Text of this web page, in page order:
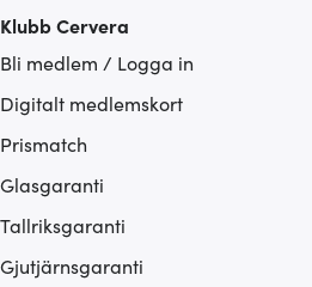
Klubb Cervera
Bli medlem / Logga in
Digitalt medlemskort
Prismatch
Glasgaranti
Tallriksgaranti
Gjutjärnsgaranti